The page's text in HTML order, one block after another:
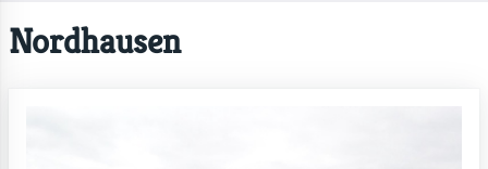
Nordhausen